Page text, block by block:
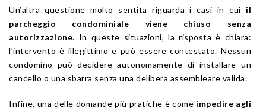
Un’altra questione molto sentita riguarda i casi in cui il
parcheggio condominiale viene chiuso senza
autorizzazione. In queste situazioni, la risposta è chiara:
l’intervento è illegittimo e può essere contestato. Nessun
condomino può decidere autonomamente di installare un
cancello o una sbarra senza una delibera assembleare valida.
Infine, una delle domande più pratiche è come impedire agli